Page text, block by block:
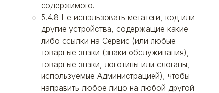
содержимого.
5.4.8 Не использовать метатеги, код или
другие устройства, содержащие какие-
либо ссылки на Сервис (или любые
товарные знаки (знаки обслуживания),
товарные знаки, логотипы или слоганы,
используемые Администрацией), чтобы
направить любое лицо на любой другой